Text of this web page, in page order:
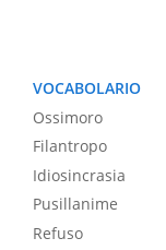
VOCABOLARIO
Ossimoro
Filantropo
Idiosincrasia
Pusillanime
Refuso